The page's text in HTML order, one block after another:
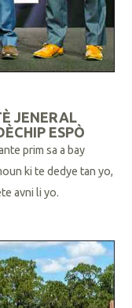
JENERAL
ESPÒ
prim sa a bay
ki te dedye tan yo,
avni li yo.